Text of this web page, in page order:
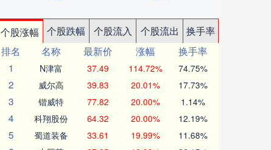
个股涨幅 个股跌幅 个股流入 个股流出
换手率
排名
名称 最新价 涨幅
换手率
1
N津富 37.49 114.72% 74.75%
2 威尔高 39.83 20.01% 17.73%
3 锴威特 77.82 20.00% 1.14%
4 科翔股份 64.32 20.00% 12.19%
5 蜀道装备 33.61 19.99% 11.68%